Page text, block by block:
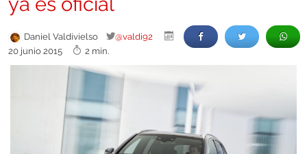
Daniel Valdivielso
@valdi92
20 junio 2015
2 min.